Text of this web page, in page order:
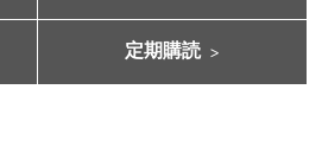
定期購読